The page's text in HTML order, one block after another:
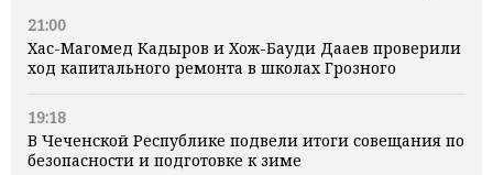
21:00
Хас-Магомед Кадыров и Хож-Бауди Дааев проверили
ход капитального ремонта в школах Грозного
19:18
В Чеченской Республике подвели итоги совещания по
безопасности и подготовке к зиме